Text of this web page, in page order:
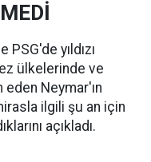
yıldızı
ülkelerinde ve
Neymar'ın
ilgili şu an için
açıkladı.